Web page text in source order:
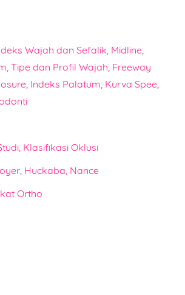
Wajah dan Sefalik, Midline,
Tipe dan Profil Wajah, Freeway
Indeks Palatum, Kurva Spee,
Klasifikasi Oklusi
Huckaba, Nance
Ortho